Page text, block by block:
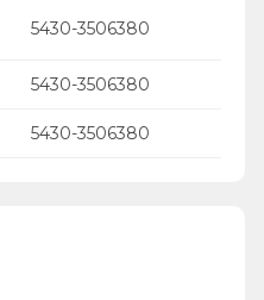
5430-3506380
5430-3506380
5430-3506380